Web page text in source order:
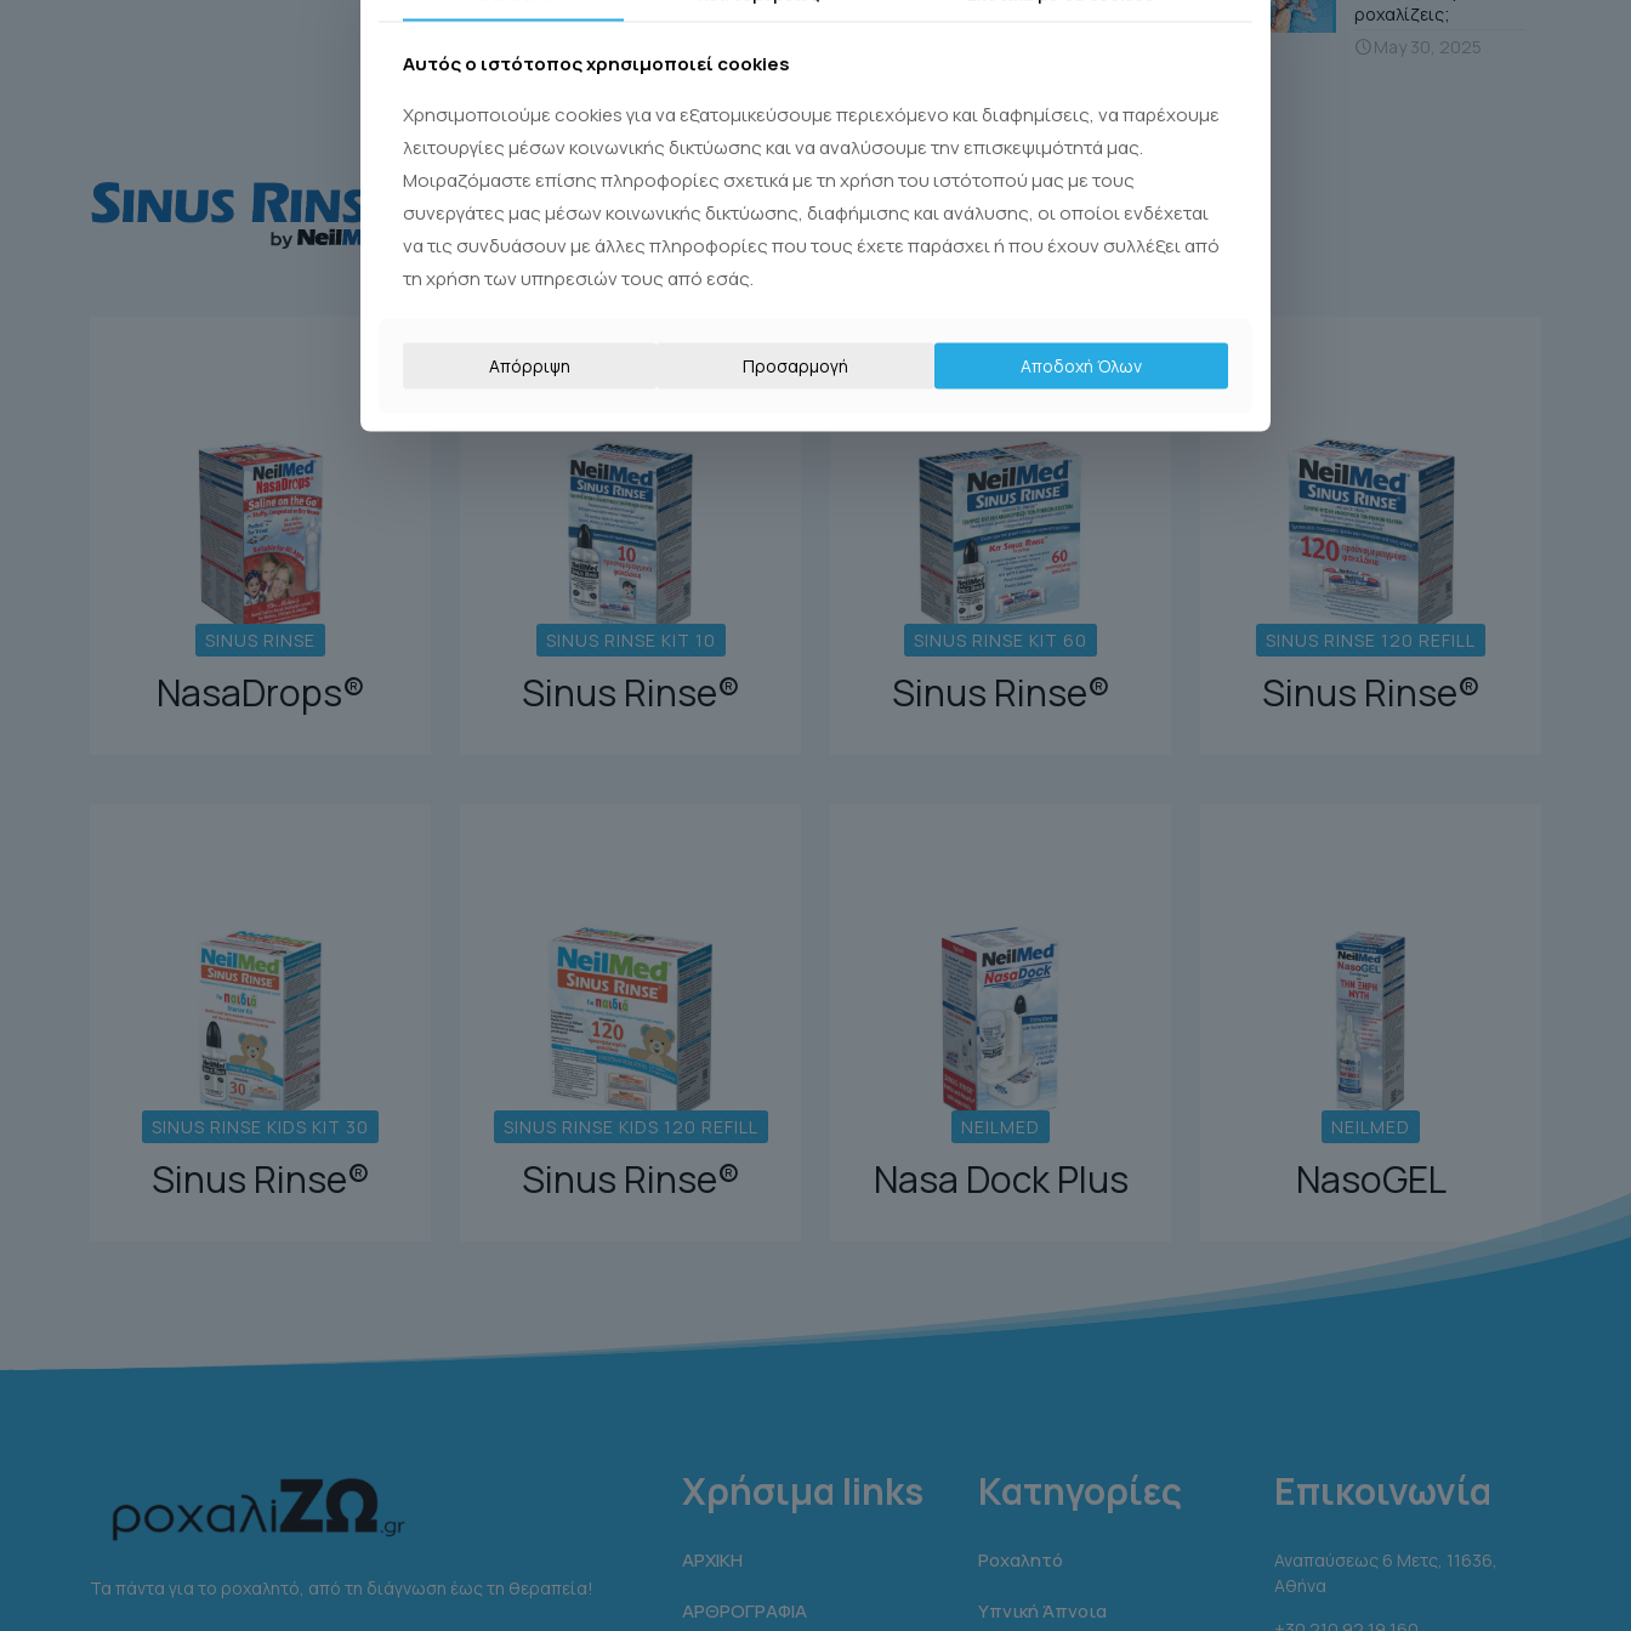
ροχαλίζεις;
May 30, 2025
SINUS RINSE
NasaDrops®
SINUS RINSE KIT 10
Sinus Rinse®
SINUS RINSE KIT 60
Sinus Rinse®
SINUS RINSE 120 REFILL
Sinus Rinse®
SINUS RINSE KIDS KIT 30
Sinus Rinse®
SINUS RINSE KIDS 120 REFILL
Sinus Rinse®
NEILMED
Nasa Dock Plus
NEILMED
NasoGEL
Τα πάντα για το ροχαλητό, από τη διάγνωση έως τη θεραπεία!
Χρήσιμα links
ΑΡΧΙΚΗ
ΑΡΘΡΟΓΡΑΦΙΑ
Κατηγορίες
Ροχαλητό
Υπνική Άπνοια
Επικοινωνία
Αναπαύσεως 6 Μετς, 11636,
Αθήνα
Αυτός ο ιστότοπος χρησιμοποιεί cookies
Χρησιμοποιούμε cookies για να εξατομικεύσουμε περιεχόμενο και διαφημίσεις, να παρέχουμε
λειτουργίες μέσων κοινωνικής δικτύωσης και να αναλύσουμε την επισκεψιμότητά μας.
Μοιραζόμαστε επίσης πληροφορίες σχετικά με τη χρήση του ιστότοπού μας με τους
συνεργάτες μας μέσων κοινωνικής δικτύωσης, διαφήμισης και ανάλυσης, οι οποίοι ενδέχεται
να τις συνδυάσουν με άλλες πληροφορίες που τους έχετε παράσχει ή που έχουν συλλέξει από
τη χρήση των υπηρεσιών τους από εσάς.
Απόρριψη Προσαρμογή Αποδοχή Όλων